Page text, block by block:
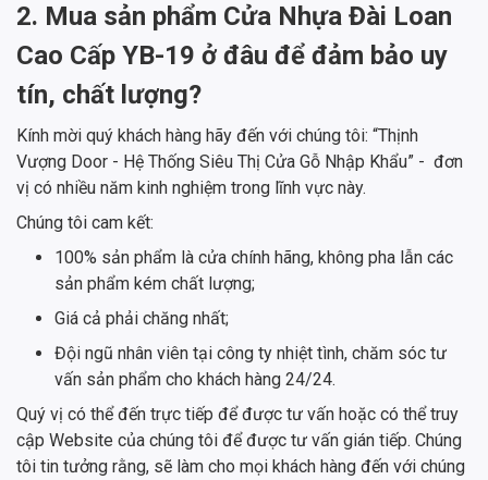
2. Mua sản phẩm Cửa Nhựa Đài Loan
Cao Cấp YB-19 ở đâu để đảm bảo uy
tín, chất lượng?
Kính mời quý khách hàng hãy đến với chúng tôi: “Thịnh
Vượng Door - Hệ Thống Siêu Thị Cửa Gỗ Nhập Khẩu” - đơn
vị có nhiều năm kinh nghiệm trong lĩnh vực này.
Chúng tôi cam kết:
100% sản phẩm là cửa chính hãng, không pha lẫn các
sản phẩm kém chất lượng;
Giá cả phải chăng nhất;
Đội ngũ nhân viên tại công ty nhiệt tình, chăm sóc tư
vấn sản phẩm cho khách hàng 24/24.
Quý vị có thể đến trực tiếp để được tư vấn hoặc có thể truy
cập Website của chúng tôi để được tư vấn gián tiếp. Chúng
tôi tin tưởng rằng, sẽ làm cho mọi khách hàng đến với chúng